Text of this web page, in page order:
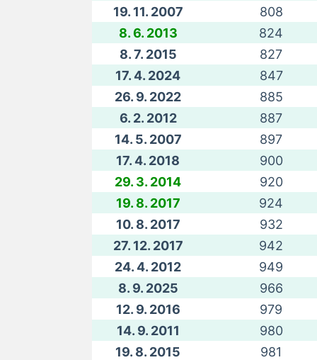
19. 11. 2007
808
8. 6. 2013
824
8. 7. 2015
827
17. 4. 2024
847
26. 9. 2022
885
6. 2. 2012
887
14. 5. 2007
897
17. 4. 2018
900
29. 3. 2014
920
19. 8. 2017
924
10. 8. 2017
932
27. 12. 2017
942
24. 4. 2012
949
8. 9. 2025
966
12. 9. 2016
979
14. 9. 2011
980
19. 8. 2015
981